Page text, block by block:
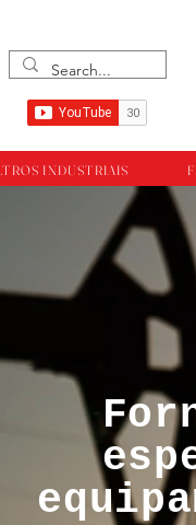
INDUSTRIAIS
™®©Todos os
empresa